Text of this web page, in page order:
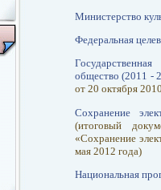
Министерство
Федеральная
общество (2011 -
от 20 октября
Сохранение
(итоговый
«Сохранение
мая 2012 года)
Национальная